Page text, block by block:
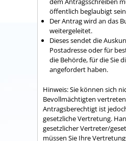
öffentlich beglaubigt
Der Antrag wird an das
weitergeleitet.
Dieses sendet die
Postadresse oder für
die Behörde, für die Sie
angefordert haben.
Hinweis: Sie können sich
Bevollmächtigten
Antragsberechtigt ist
gesetzliche Vertretung.
gesetzlicher Vertreter/
müssen Sie Ihre